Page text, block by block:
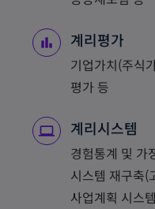
계리평가
기업가치(주식
평가 등
계리시스템
경험통계 및 가
시스템 재구축
사업계획 시스